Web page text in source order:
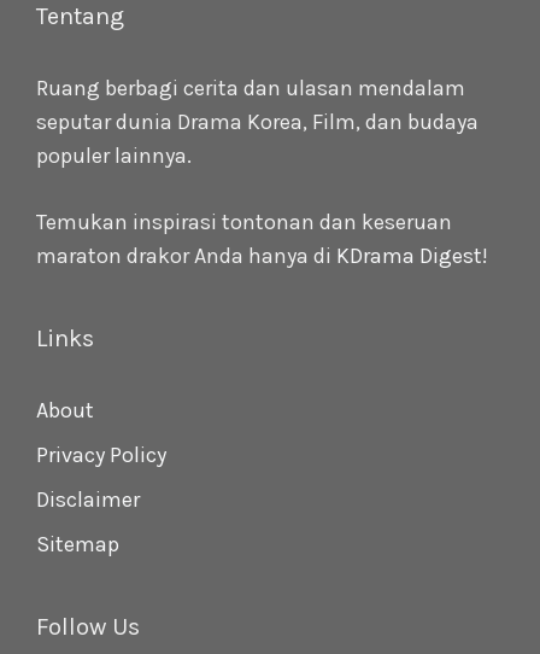
Tentang
Ruang berbagi cerita dan ulasan mendalam
seputar dunia Drama Korea, Film, dan budaya
populer lainnya.
Temukan inspirasi tontonan dan keseruan
maraton drakor Anda hanya di KDrama Digest!
Links
About
Privacy Policy
Disclaimer
Sitemap
Follow Us